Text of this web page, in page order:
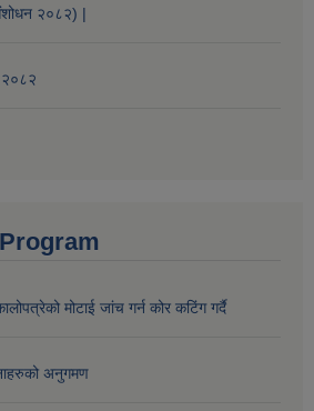
२०८२) |
२०८२
मोटाई जांच गर्न कोर कटिंग गर्दै
अनुगमण